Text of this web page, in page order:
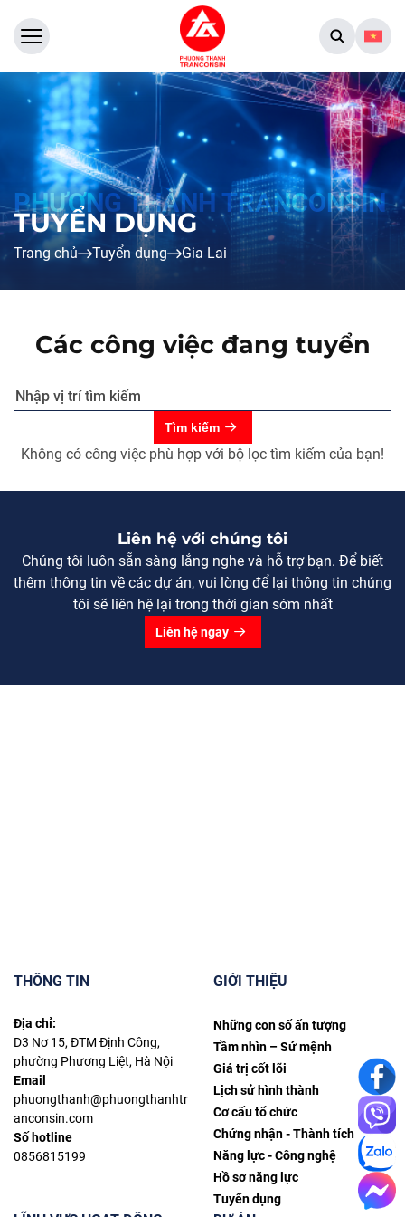
TUYỂN DỤNG
Trang chủ Tuyển dụng Gia Lai
Các công việc đang tuyển
Tìm kiếm
Không có công việc phù hợp với bộ lọc tìm kiếm của bạn!
Liên hệ với chúng tôi
Chúng tôi luôn sẵn sàng lắng nghe và hỗ trợ bạn. Để biết
thêm thông tin về các dự án, vui lòng để lại thông tin chúng
tôi sẽ liên hệ lại trong thời gian sớm nhất
Liên hệ ngay
THÔNG TIN
Địa chỉ:
D3 Nơ 15, ĐTM Định Công,
phường Phương Liệt, Hà Nội
Email
phuongthanh@phuongthanhtr
anconsin.com
Số hotline
0856815199
GIỚI THIỆU
Những con số ấn tượng
Tầm nhìn – Sứ mệnh
Giá trị cốt lõi
Lịch sử hình thành
Cơ cấu tổ chức
Chứng nhận - Thành tích
Năng lực - Công nghệ
Hồ sơ năng lực
Tuyển dụng